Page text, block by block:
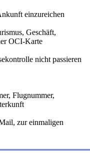
einzureichen
Geschäft,
OCI-Karte
nicht passieren
Flugnummer,
zur einmaligen